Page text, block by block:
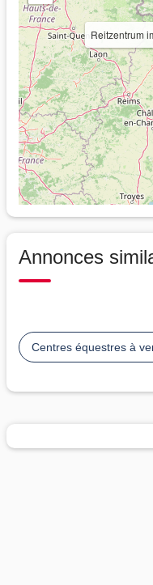
Reitzentrum
Annonces
Centres équestres à